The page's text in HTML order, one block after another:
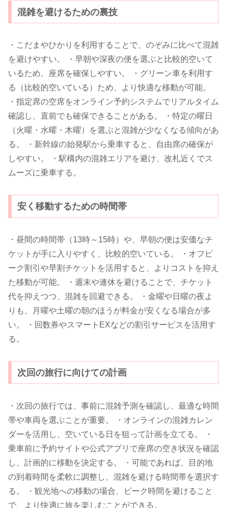
混雑を避けるための裏技
・こだまやひかりを利用することで、のぞみに比べて混雑
を避けやすい。 ・早朝や深夜の便を選ぶと比較的空いて
いるため、座席を確保しやすい。 ・グリーン車を利用す
る（比較的空いている）ため、より快適な移動が可能。
・指定席の空席をオンライン予約システムでリアルタイム
確認し、直前でも確保できることがある。 ・特定の曜日
（火曜・水曜・木曜）を選ぶと混雑が少なくなる傾向があ
る。 ・新幹線の始発駅から乗車すると、自由席の確保が
しやすい。 ・駅構内の混雑エリアを避け、改札近くでス
ムーズに乗車する。
安く移動するための時間帯
・昼間の時間帯（13時～15時）や、早朝の便は安価なチ
ケットが手に入りやすく、比較的空いている。 ・オフピ
ーク割引や早割チケットを活用すると、よりコストを抑え
た移動が可能。 ・週末や連休を避けることで、チケット
代を抑えつつ、混雑を回避できる。 ・金曜や日曜の夜よ
りも、月曜や土曜の朝のほうが料金が安くなる場合が多
い。 ・回数券やスマートEXなどの割引サービスを活用す
る。
次回の旅行に向けての計画
・次回の旅行では、事前に混雑予測を確認し、最適な時間
帯や車両を選ぶことが重要。 ・オンラインの混雑カレン
ダーを活用し、空いている日を狙って計画を立てる。 ・
乗車前に予約サイトや公式アプリで座席の空き状況を確認
し、計画的に移動を決定する。 ・可能であれば、目的地
の到着時間を柔軟に調整し、混雑を避ける時間帯を選択す
る。 ・観光地への移動の場合、ピーク時間を避けること
で、より快適に旅を楽しむことができる。